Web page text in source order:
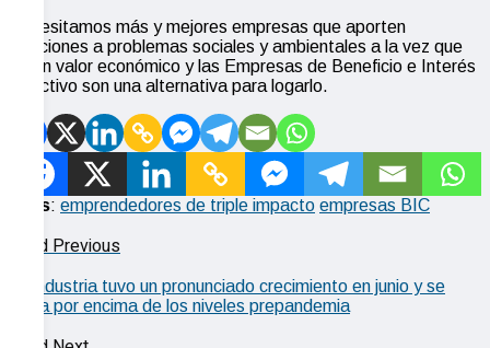
Necesitamos más y mejores empresas que aporten
soluciones a problemas sociales y ambientales a la vez que
crean valor económico y las Empresas de Beneficio e Interés
colectivo son una alternativa para logarlo.
Tags: emprendedores de triple impacto empresas BIC
Read Previous
La industria tuvo un pronunciado crecimiento en junio y se
ubica por encima de los niveles prepandemia